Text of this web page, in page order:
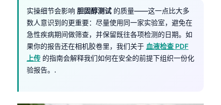
实操细节会影响 胆固醇测试 的质量——这一点比大多
数人意识到的更重要：尽量使用同一家实验室，避免在
急性疾病期间做筛查，并保留既往各项检测的日期。如
果你的报告还在相机胶卷里，我们关于 血液检查 PDF
上传 的指南会解释我们如何在安全的前提下组织一份化
验报告。.
Tiếng Việt
Tagalog
ไทย
ဗမာစာ
ភាសាខ្មែរ